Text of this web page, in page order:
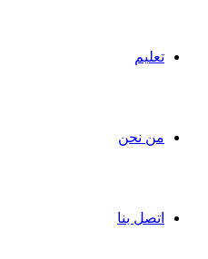
تعليم
من نحن
اتصل بنا